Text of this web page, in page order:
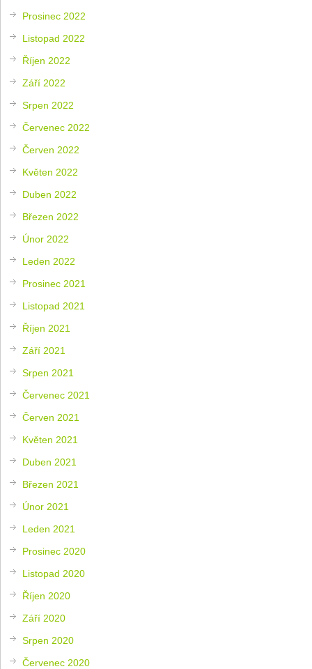
Prosinec 2022
Listopad 2022
Říjen 2022
Září 2022
Srpen 2022
Červenec 2022
Červen 2022
Květen 2022
Duben 2022
Březen 2022
Únor 2022
Leden 2022
Prosinec 2021
Listopad 2021
Říjen 2021
Září 2021
Srpen 2021
Červenec 2021
Červen 2021
Květen 2021
Duben 2021
Březen 2021
Únor 2021
Leden 2021
Prosinec 2020
Listopad 2020
Říjen 2020
Září 2020
Srpen 2020
Červenec 2020